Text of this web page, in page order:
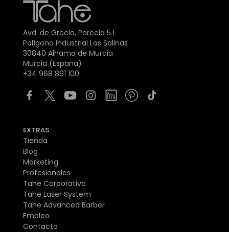
Avd. de Grecia, Parcela 5.1
Polígono Industrial Las Salinas
30840 Alhama de Murcia
Murcia (España)
+34 968 891 100
EXTRAS
Tienda
Blog
Marketing
Profesionales
Tahe Corporativo
Tahe Laser System
Tahe Advanced Barber
Empleo
Contacto